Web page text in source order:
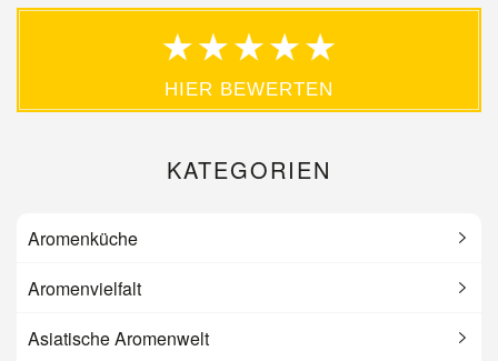
HIER BEWERTEN
KATEGORIEN
Aromenküche
Aromenvielfalt
Asiatische Aromenwelt